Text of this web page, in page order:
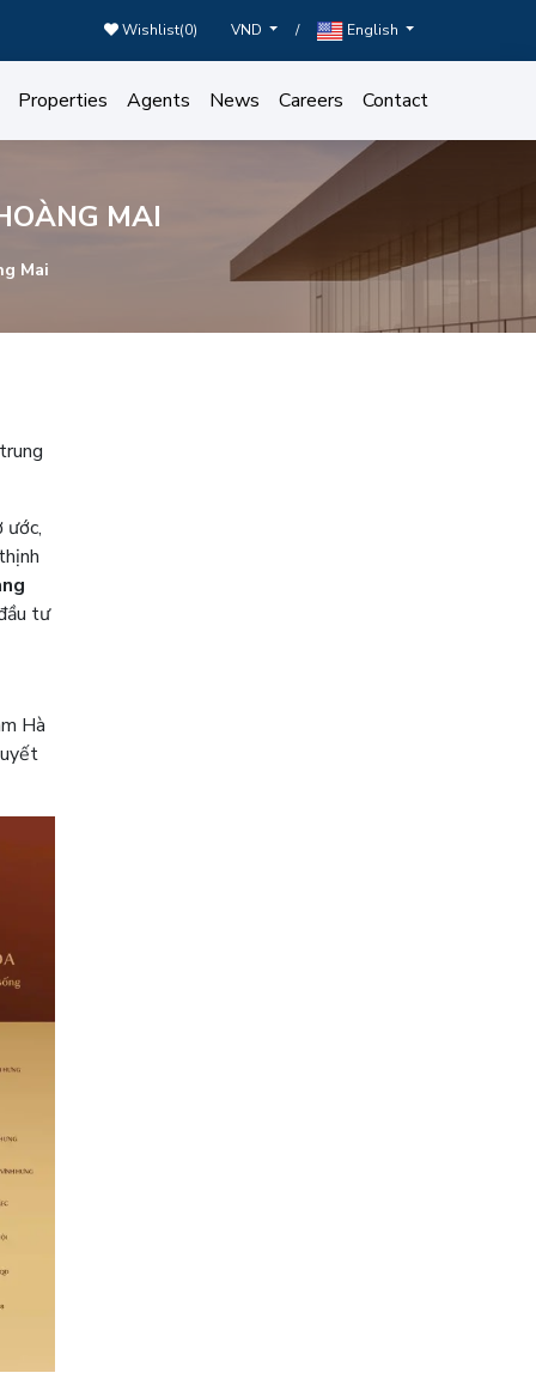
Wishlist(0) VND / English
Properties Agents News Careers Contact
MAI
Mai
ước,
tư
Hà